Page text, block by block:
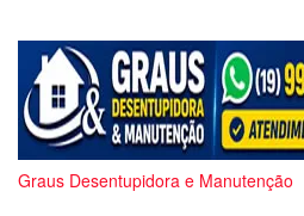
Graus Desentupidora e Manutenção